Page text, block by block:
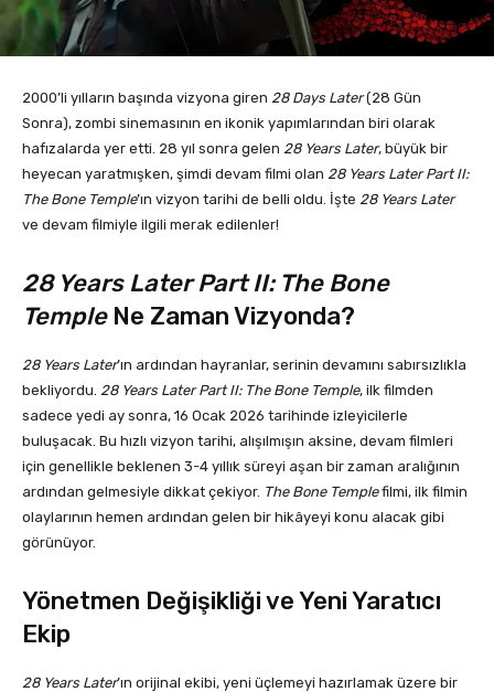
2000’li yılların başında vizyona giren 28 Days Later(28 Gün
Sonra), zombi sinemasının en ikonik yapımlarından biri olarak
hafızalarda yer etti. 28 yıl sonra gelen 28 Years Later, büyük bir
heyecan yaratmışken, şimdi devam filmi olan 28 Years Later Part II:
The Bone Temple’ın vizyon tarihi de belli oldu. İşte 28 Years Later
ve devam filmiyle ilgili merak edilenler!
28 Years Later Part II: The Bone
TempleNe Zaman Vizyonda?
28 Years Later’ın ardından hayranlar, serinin devamını sabırsızlıkla
bekliyordu. 28 Years Later Part II: The Bone Temple, ilk filmden
sadece yedi ay sonra, 16 Ocak 2026 tarihinde izleyicilerle
buluşacak. Bu hızlı vizyon tarihi, alışılmışın aksine, devam filmleri
için genellikle beklenen 3-4 yıllık süreyi aşan bir zaman aralığının
ardından gelmesiyle dikkat çekiyor. The Bone Templefilmi, ilk filmin
olaylarının hemen ardından gelen bir hikâyeyi konu alacak gibi
görünüyor.
Yönetmen Değişikliği ve Yeni Yaratıcı
Ekip
28 Years Later’ın orijinal ekibi, yeni üçlemeyi hazırlamak üzere bir